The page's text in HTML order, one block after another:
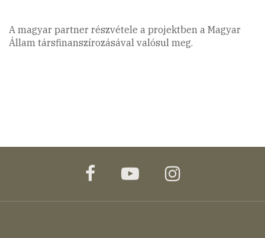
A magyar partner részvétele a projektben a Magyar
Állam társfinanszírozásával valósul meg.
facebookyoutubeinstagram